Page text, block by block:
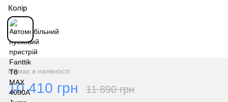
Колір
Немає в наявності
10 410 грн 11 890 грн